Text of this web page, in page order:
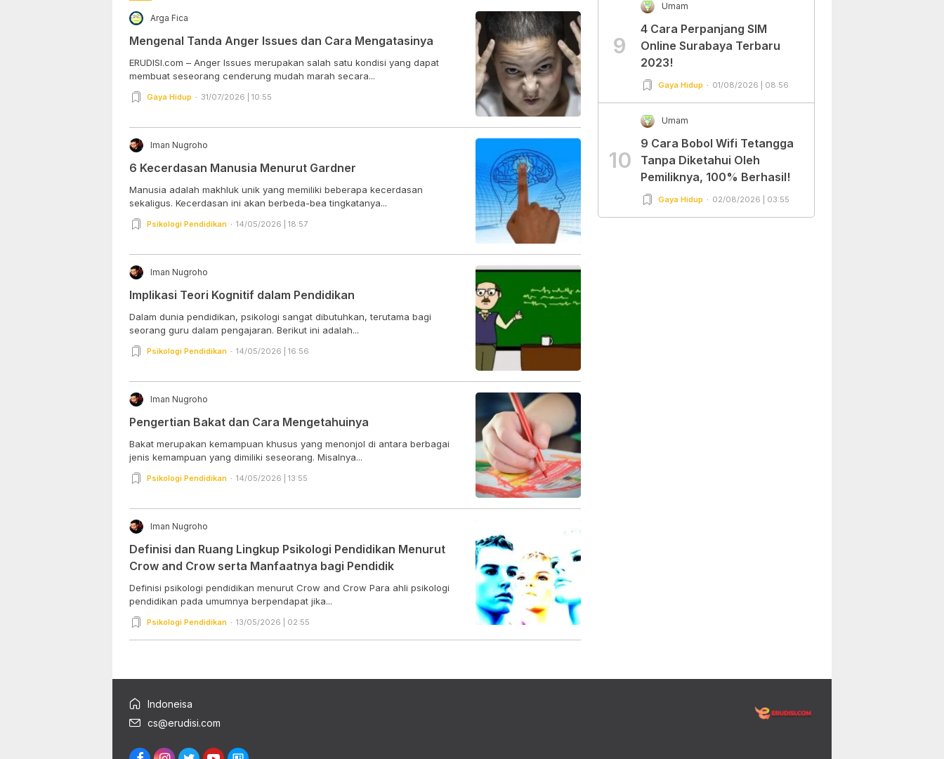
Arga Fica
Mengenal Tanda Anger Issues dan Cara Mengatasinya
ERUDISI.com – Anger Issues merupakan salah satu kondisi yang dapat
membuat seseorang cenderung mudah marah secara...
Gaya Hidup 31/07/2026 | 10:55
Iman Nugroho
6 Kecerdasan Manusia Menurut Gardner
Manusia adalah makhluk unik yang memiliki beberapa kecerdasan
sekaligus. Kecerdasan ini akan berbeda-bea tingkatanya...
Psikologi Pendidikan 14/05/2026 | 18:57
Iman Nugroho
Implikasi Teori Kognitif dalam Pendidikan
Dalam dunia pendidikan, psikologi sangat dibutuhkan, terutama bagi
seorang guru dalam pengajaran. Berikut ini adalah...
Psikologi Pendidikan 14/05/2026 | 16:56
Iman Nugroho
Pengertian Bakat dan Cara Mengetahuinya
Bakat merupakan kemampuan khusus yang menonjol di antara berbagai
jenis kemampuan yang dimiliki seseorang. Misalnya...
Psikologi Pendidikan 14/05/2026 | 13:55
Iman Nugroho
Definisi dan Ruang Lingkup Psikologi Pendidikan Menurut
Crow and Crow serta Manfaatnya bagi Pendidik
Definisi psikologi pendidikan menurut Crow and Crow Para ahli psikologi
pendidikan pada umumnya berpendapat jika...
Psikologi Pendidikan 13/05/2026 | 02:55
9
Umam
4 Cara Perpanjang SIM
Online Surabaya Terbaru
2023!
Gaya Hidup 01/08/2026 | 08:56
10
Umam
9 Cara Bobol Wifi Tetangga
Tanpa Diketahui Oleh
Pemiliknya, 100% Berhasil!
Gaya Hidup 02/08/2026 | 03:55
Indoneisa
cs@erudisi.com